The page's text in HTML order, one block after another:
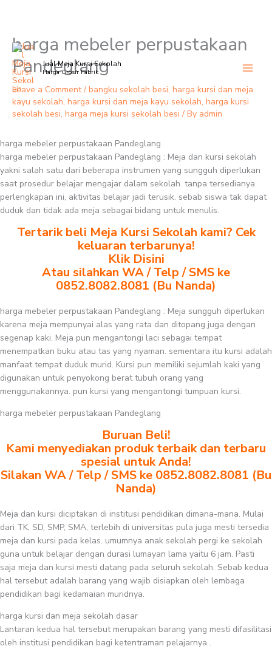
Skip
content
Jual Meja Kursi Sekolah
Harga Grosir Pabrik
harga mebeler perpustakaan
Pandeglang
Leave a Comment / bangku sekolah besi, harga kursi dan meja
kayu sekolah, harga kursi dan meja kayu sekolah, harga kursi
sekolah besi, harga meja kursi sekolah besi / By admin
harga mebeler perpustakaan Pandeglang
harga mebeler perpustakaan Pandeglang : Meja dan kursi sekolah
yakni salah satu dari beberapa instrumen yang sungguh diperlukan
saat prosedur belajar mengajar dalam sekolah. tanpa tersedianya
perlengkapan ini, aktivitas belajar jadi terusik. sebab siswa tak dapat
duduk dan tidak ada meja sebagai bidang untuk menulis.
Tertarik beli Meja Kursi Sekolah kami? Cek
keluaran terbarunya!
Klik Disini
Atau silahkan WA / Telp / SMS ke
0852.8082.8081 (Bu Nanda)
harga mebeler perpustakaan Pandeglang : Meja sungguh diperlukan
karena meja mempunyai alas yang rata dan ditopang juga dengan
segenap kaki. Meja pun mengantongi laci sebagai tempat
menempatkan buku atau tas yang nyaman. sementara itu kursi adalah
manfaat tempat duduk murid. Kursi pun memiliki sejumlah kaki yang
digunakan untuk penyokong berat tubuh orang yang
menggunakannya. pun kursi yang mengantongi tumpuan kursi.
harga mebeler perpustakaan Pandeglang
Buruan Beli!
Kami menyediakan produk terbaik dan terbaru
spesial untuk Anda!
Silakan WA / Telp / SMS ke 0852.8082.8081 (Bu
Nanda)
Meja dan kursi diciptakan di institusi pendidikan dimana-mana. Mulai
dari TK, SD, SMP, SMA, terlebih di universitas pula juga mesti tersedia
meja dan kursi pada kelas. umumnya anak sekolah pergi ke sekolah
guna untuk belajar dengan durasi lumayan lama yaitu 6 jam. Pasti
saja meja dan kursi mesti datang pada seluruh sekolah. Sebab kedua
hal tersebut adalah barang yang wajib disiapkan oleh lembaga
pendidikan bagi kedamaian muridnya.
harga kursi dan meja sekolah dasar
Lantaran kedua hal tersebut merupakan barang yang mesti difasilitasi
oleh institusi pendidikan bagi ketentraman pelajarnya .